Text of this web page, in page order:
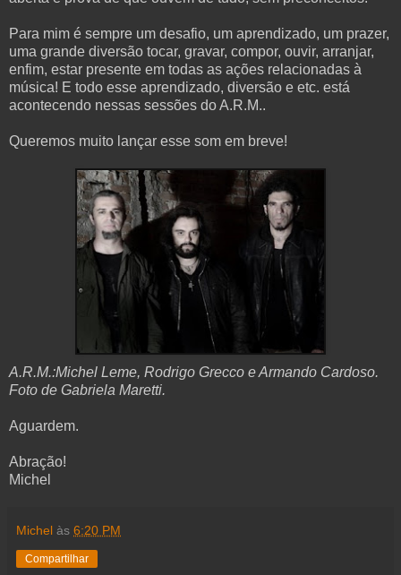
Para mim é sempre um desafio, um aprendizado, um prazer,
uma grande diversão tocar, gravar, compor, ouvir, arranjar,
enfim, estar presente em todas as ações relacionadas à
música! E todo esse aprendizado, diversão e etc. está
acontecendo nessas sessões do A.R.M..
Queremos muito lançar esse som em breve!
A.R.M.:Michel Leme, Rodrigo Grecco e Armando Cardoso.
Foto de Gabriela Maretti.
Aguardem.
Abração!
Michel
Michel às 6:20 PM
Compartilhar